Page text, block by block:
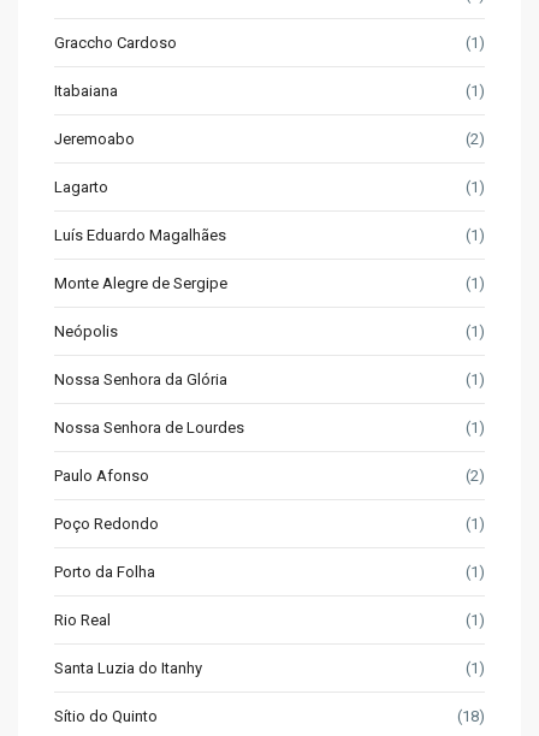
Graccho Cardoso (1)
Itabaiana (1)
Jeremoabo (2)
Lagarto (1)
Luís Eduardo Magalhães (1)
Monte Alegre de Sergipe (1)
Neópolis (1)
Nossa Senhora da Glória (1)
Nossa Senhora de Lourdes (1)
Paulo Afonso (2)
Poço Redondo (1)
Porto da Folha (1)
Rio Real (1)
Santa Luzia do Itanhy (1)
Sítio do Quinto (18)